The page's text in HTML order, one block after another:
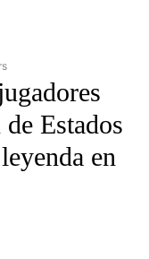
TO RECEIVE
Estados
en